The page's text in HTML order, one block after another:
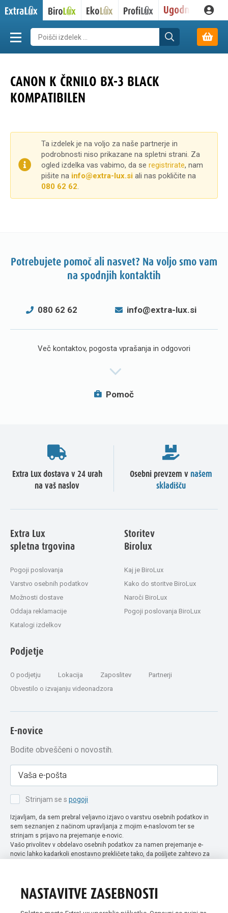
CANON K ČRNILO BX-3 BLACK
KOMPATIBILEN
Ta izdelek je na voljo za naše partnerje in
podrobnosti niso prikazane na spletni strani. Za
ogled izdelka vas vabimo, da se registrirate, nam
pišite na info@extra-lux.si ali nas pokličite na
080 62 62.
Potrebujete pomoč ali nasvet? Na voljo smo vam
na spodnjih kontaktih
080 62 62 info@extra-lux.si
Več kontaktov, pogosta vprašanja in odgovori
Pomoč
Extra Lux dostava v 24 urah
na vaš naslov
Osebni prevzem v našem
skladišču
Extra Lux
spletna trgovina
Pogoji poslovanja
Varstvo osebnih podatkov
Možnosti dostave
Oddaja reklamacije
Katalogi izdelkov
Storitev
Birolux
Kaj je BiroLux
Kako do storitve BiroLux
Naroči BiroLux
Pogoji poslovanja BiroLux
Podjetje
O podjetju Lokacija Zaposlitev
Partnerji
Obvestilo o izvajanju videonadzora
E-novice
Bodite obveščeni o novostih.
Strinjam se s pogoji
Izjavljam, da sem prebral veljavno izjavo o varstvu osebnih podatkov in
sem seznanjen z načinom upravljanja z mojim e-naslovom ter se
strinjam s prijavo na prejemanje e-novic.
Vašo privolitev v obdelavo osebnih podatkov za namen prejemanje e-
novic lahko kadarkoli enostavno prekličete tako, da pošljete zahtevo za
NASTAVITVE ZASEBNOSTI